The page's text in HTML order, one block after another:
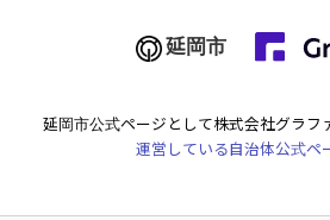
延岡市
延岡市公式ページとして株式会社グラフ
運営している自治体公式ペ